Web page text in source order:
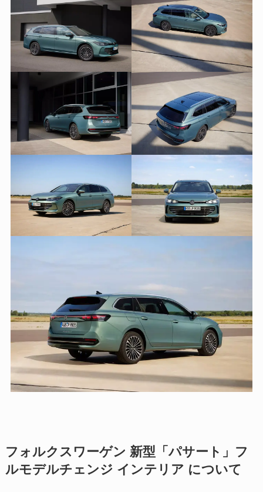
フォルクスワーゲン 新型「パサート」フ
ルモデルチェンジ インテリア について